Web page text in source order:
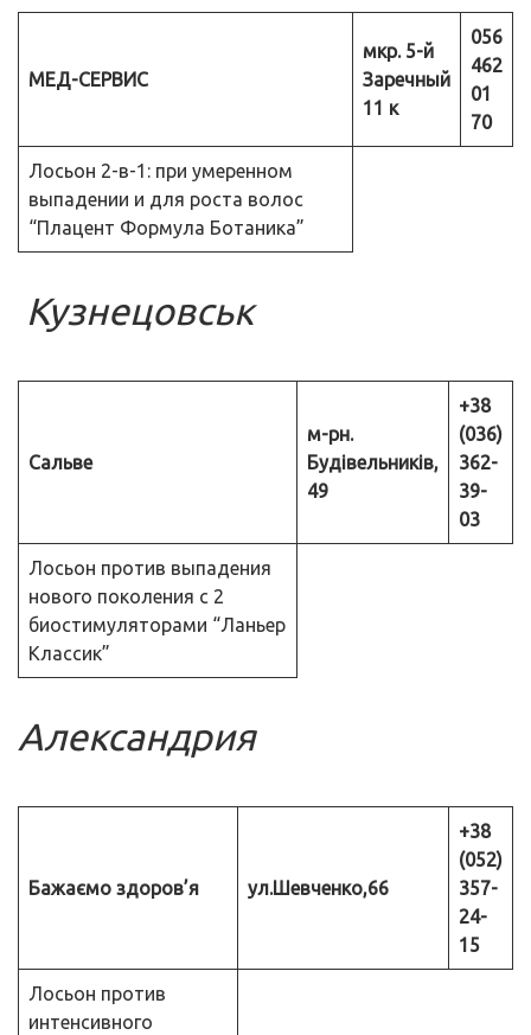
МЕД-СЕРВИС
мкр. 5-й
Заречный
11 к
056
462
01
70
Лосьон 2-в-1: при умеренном
выпадении и для роста волос
“Плацент Формула Ботаника”
Кузнецовськ
Сальве
м-рн.
Будівельників,
49
+38
(036)
362-
39-
03
Лосьон против выпадения
нового поколения с 2
биостимуляторами “Ланьер
Классик”
Александрия
Бажаємо здоров’я ул.Шевченко,66
+38
(052)
357-
24-
15
Лосьон против
интенсивного